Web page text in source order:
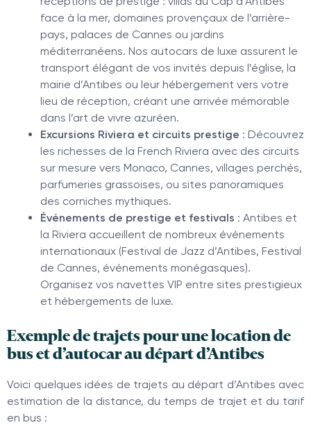
face à la mer, domaines provençaux de l’arrière-
pays, palaces de Cannes ou jardins
méditerranéens. Nos autocars de luxe assurent le
transport élégant de vos invités depuis l’église, la
mairie d’Antibes ou leur hébergement vers votre
lieu de réception, créant une arrivée mémorable
dans l’art de vivre azuréen.
Excursions Riviera et circuits prestige : Découvrez
les richesses de la French Riviera avec des circuits
sur mesure vers Monaco, Cannes, villages perchés,
parfumeries grassoises, ou sites panoramiques
des corniches mythiques.
Événements de prestige et festivals : Antibes et
la Riviera accueillent de nombreux événements
internationaux (Festival de Jazz d’Antibes, Festival
de Cannes, événements monégasques).
Organisez vos navettes VIP entre sites prestigieux
et hébergements de luxe.
Exemple de trajets pour une location de
bus et d’autocar au départ d’Antibes
Voici quelques idées de trajets au départ d’Antibes avec
estimation de la distance, du temps de trajet et du tarif
en bus :